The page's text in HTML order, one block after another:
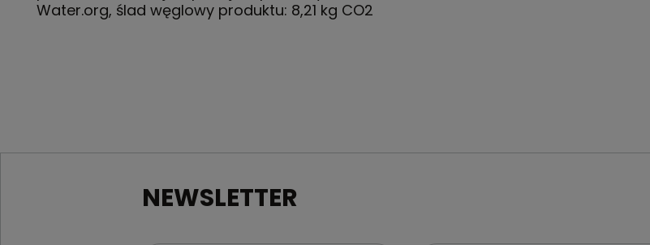
Water.org, ślad węglowy produktu: 8,21 kg CO2
NEWSLETTER